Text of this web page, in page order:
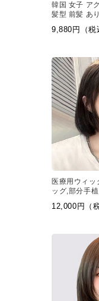
韓国 女子 ア
髪型 前髪 あ
トップ ピース
9,880円（税
医療用ウィッ
ッグ,部分手
短めのボブ
ています
12,000円（